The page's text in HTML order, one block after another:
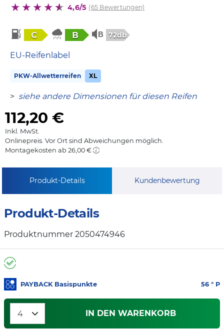
4,6/5 (65 Bewertungen)
C B 72db
EU-Reifenlabel
PKW-Allwetterreifen XL
> siehe andere Dimensionen für diesen Reifen
112,20 €
Inkl. MwSt.
Onlinepreis. Vor Ort sind Abweichungen möglich.
Montagekosten ab 26,00 €
Produkt-Details Kundenbewertung
Produkt-Details
Produktnummer 2050474946
PAYBACK Basispunkte 56 ° P
IN DEN WARENKORB